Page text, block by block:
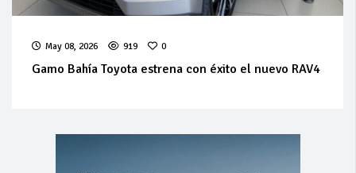
May 08, 2026 919 0
Gamo Bahía Toyota estrena con éxito el nuevo RAV4